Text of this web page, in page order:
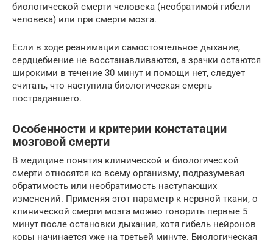
биологической смерти человека (необратимой гибели
человека) или при смерти мозга.
Если в ходе реанимации самостоятельное дыхание,
сердцебиение не восстанавливаются, а зрачки остаются
широкими в течение 30 минут и помощи нет, следует
считать, что наступила биологическая смерть
пострадавшего.
Особенности и критерии констатации
мозговой смерти
В медицине понятия клинической и биологической
смерти относятся ко всему организму, подразумевая
обратимость или необратимость наступающих
изменений. Применяя этот параметр к нервной ткани, о
клинической смерти мозга можно говорить первые 5
минут после остановки дыхания, хотя гибель нейронов
коры начинается уже на третьей минуте. Биологическая